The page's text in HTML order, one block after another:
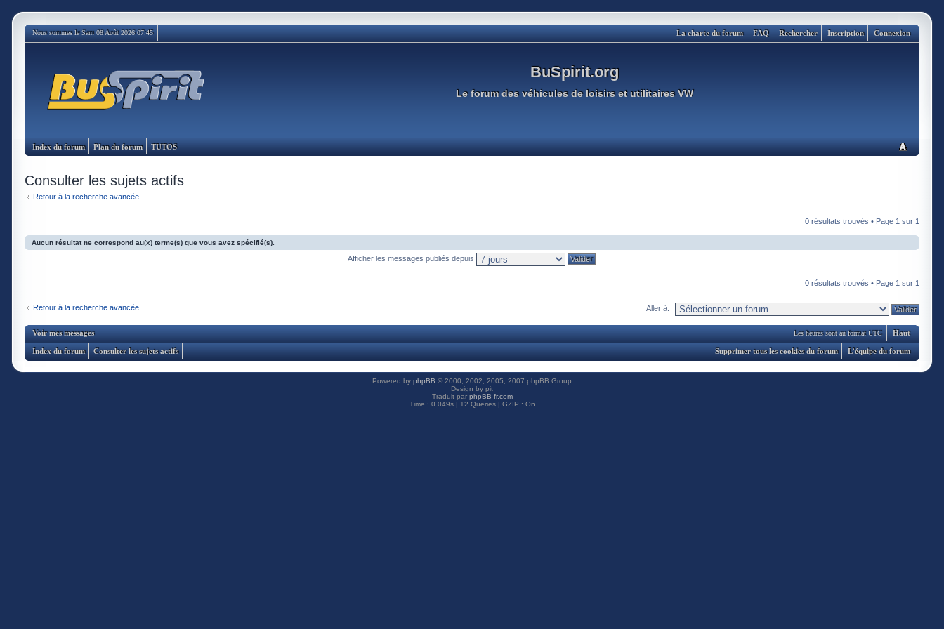
Nous sommes le Sam 08 Août 2026 07:45 Connexion
Inscription
Rechercher
FAQ
La charte du forum
BuSpirit.org
Le forum des véhicules de loisirs et utilitaires VW
Index du forum Plan du forum TUTOS
Consulter les sujets actifs
Retour à la recherche avancée
0 résultats trouvés • Page 1 sur 1
Aucun résultat ne correspond au(x) terme(s) que vous avez spécifié(s).
Afficher les messages publiés depuis
0 résultats trouvés • Page 1 sur 1
Retour à la recherche avancée Aller à:
Haut
Les heures sont au format UTC
Voir mes messages
Index du forum Consulter les sujets actifs L’équipe du forum
Supprimer tous les cookies du forum
Powered by phpBB © 2000, 2002, 2005, 2007 phpBB Group
Design by pit
Traduit par phpBB-fr.com
Time : 0.049s | 12 Queries | GZIP : On